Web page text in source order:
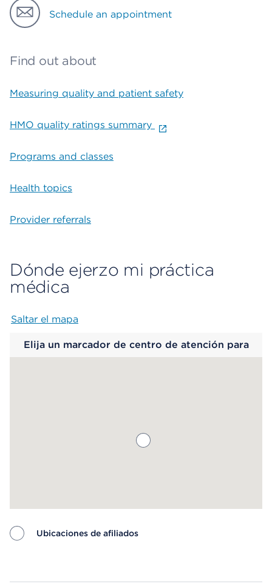
Schedule an appointment
Find out about
Measuring quality and patient safety
HMO quality ratings summary
Programs and classes
Health topics
Provider referrals
Dónde ejerzo mi práctica
médica
Saltar el mapa
Elija un marcador de centro de atención para
Ubicaciones de afiliados